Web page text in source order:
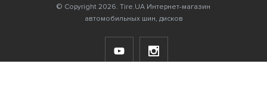
© Copyright 2026. Tire.UA Интернет-магазин
автомобильных шин, дисков